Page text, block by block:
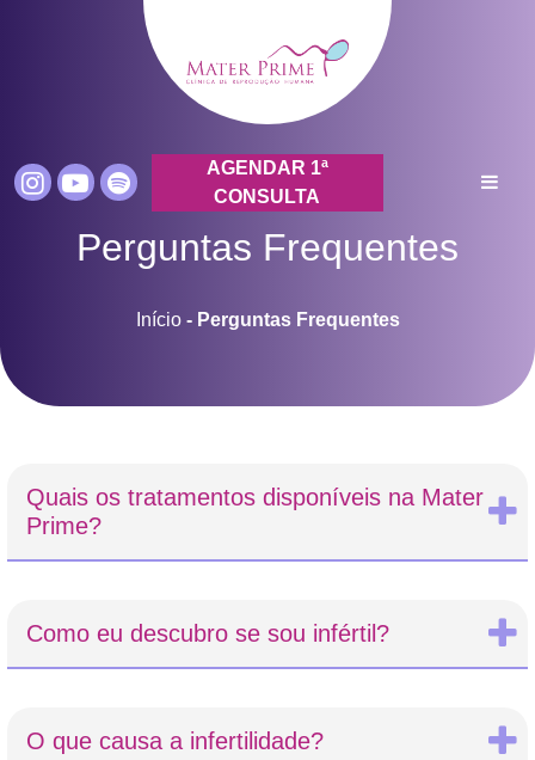
AGENDAR 1ª
CONSULTA
Perguntas Frequentes
Início- Perguntas Frequentes
Quais os tratamentos disponíveis na Mater
Prime?
Como eu descubro se sou infértil?
O que causa a infertilidade?